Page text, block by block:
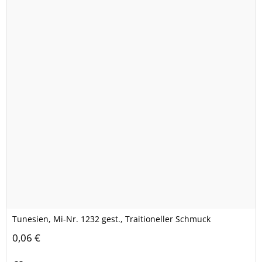
Tunesien, Mi-Nr. 1232 gest., Traitioneller Schmuck
0,06 €